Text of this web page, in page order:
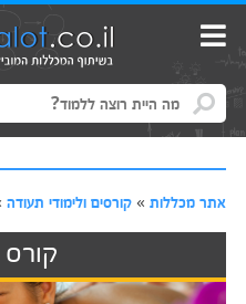
אתר מכללות» קורסים ולימודי תעודה
קורס